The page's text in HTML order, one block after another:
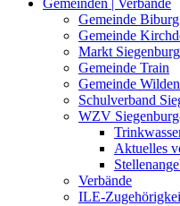
Gemeinden | Verbände
Gemeinde Biburg
Gemeinde
Markt Siegenburg
Gemeinde Train
Gemeinde
Schulverband
WZV
Aktuelles
Verbände
ILE-